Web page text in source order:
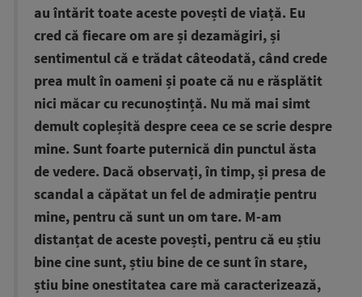
au întărit toate aceste povești de viață. Eu
cred că fiecare om are și dezamăgiri, și
sentimentul că e trădat câteodată, când crede
prea mult în oameni și poate că nu e răsplătit
nici măcar cu recunoștință. Nu mă mai simt
demult copleșită despre ceea ce se scrie despre
mine. Sunt foarte puternică din punctul ăsta
de vedere. Dacă observați, în timp, și presa de
scandal a căpătat un fel de admirație pentru
mine, pentru că sunt un om tare. M-am
distanțat de aceste povești, pentru că eu știu
bine cine sunt, știu bine de ce sunt în stare,
știu bine onestitatea care mă caracterizează,